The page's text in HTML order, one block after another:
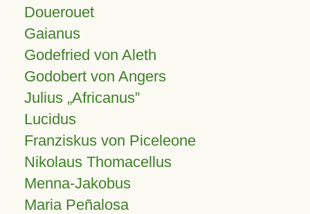
Douerouet
Gaianus
Godefried von Aleth
Godobert von Angers
Julius Africanus
Lucidus
Franziskus von Piceleone
Nikolaus Thomacellus
Menna-Jakobus
Maria Peñalosa